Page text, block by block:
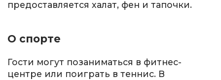
предоставляется халат, фен и тапочки.
О спорте
Гости могут позаниматься в фитнес-
центре или поиграть в теннис. В